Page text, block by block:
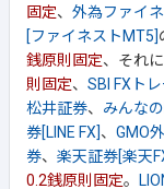
固定、 外為ファイ
[ファイネストMT5]
銭原則固定、それ
則固定、 SBI FXト
松井証券、 みんな
券[LINE FX]、 GMO
券、 楽天証券[楽天
0.2銭原則固定。